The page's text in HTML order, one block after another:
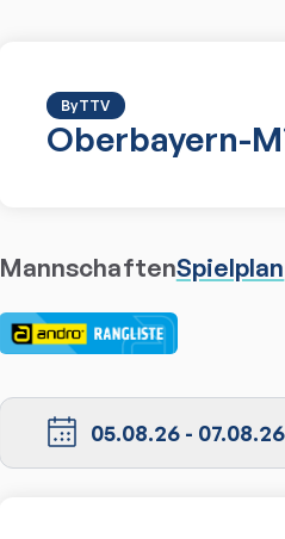
ByTTV
Oberbayern-
MannschaftenSpielplan
05.08.26 - 07.08.26